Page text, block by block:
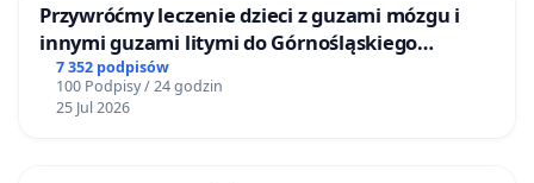
Przywróćmy leczenie dzieci z guzami mózgu i
innymi guzami litymi do Górnośląskiego
Centrum Zdrowia Dziecka w Katowicach
7 352 podpisów
100 Podpisy / 24 godzin
25 Jul 2026